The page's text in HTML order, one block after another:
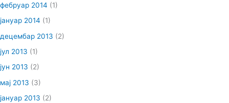
фебруар 2014 (1)
јануар 2014 (1)
децембар 2013 (2)
јул 2013 (1)
јун 2013 (2)
мај 2013 (3)
јануар 2013 (2)